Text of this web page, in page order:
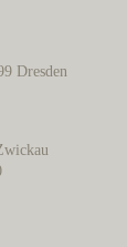
Dresden